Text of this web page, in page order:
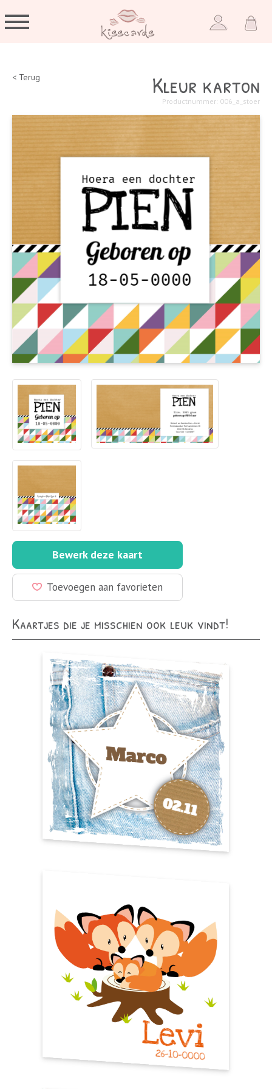
< Terug Kleur karton
Productnummer: 006_a_stoer
Bewerk deze kaart
Toevoegen aan favorieten
Kaartjes die je misschien ook leuk vindt!